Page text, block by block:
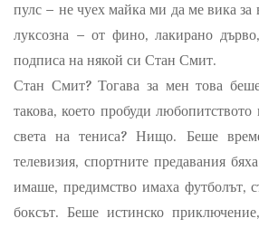
пулс – не чуех майка ми да ме вика за
луксозна – от фино, лакирано
подписа на някой си Стан Смит.
Стан Смит? Тогава за мен това
такова, което пробуди
света на тениса? Нищо. Беше
телевизия, спортните предавания
имаше, предимство имаха футболът,
боксът. Беше истинско